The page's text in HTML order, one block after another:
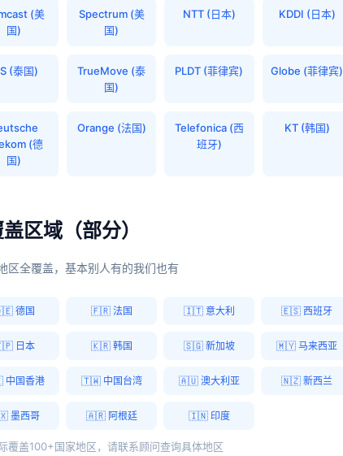
(美
国)
Spectrum (美
国)
NTT (日本) KDDI (日本)
(泰国)
TrueMove (泰
国)
PLDT (菲律宾) Globe (菲律宾)
(德
国)
Orange (法国)
Telefonica (西
班牙)
KT (韩国)
区域（部分）
区全覆盖，基本别人有的我们也有
德国 🇫🇷 法国 🇮🇹 意大利 🇪🇸 西班牙
日本 🇰🇷 韩国 🇸🇬 新加坡 🇲🇾 马来西亚
国香港 🇹🇼 中国台湾 🇦🇺 澳大利亚 🇳🇿 新西兰
墨西哥 🇦🇷 阿根廷 🇮🇳 印度
覆盖100+国家地区，请联系顾问查询具体地区